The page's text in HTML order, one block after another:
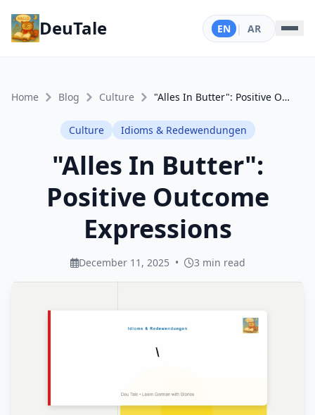
DeuTale EN | AR
Home Blog Culture "Alles In Butter": Positive Outcome Expressions
Culture Idioms & Redewendungen
"Alles In Butter":
Positive Outcome
Expressions
December 11, 2025 • 3 min read